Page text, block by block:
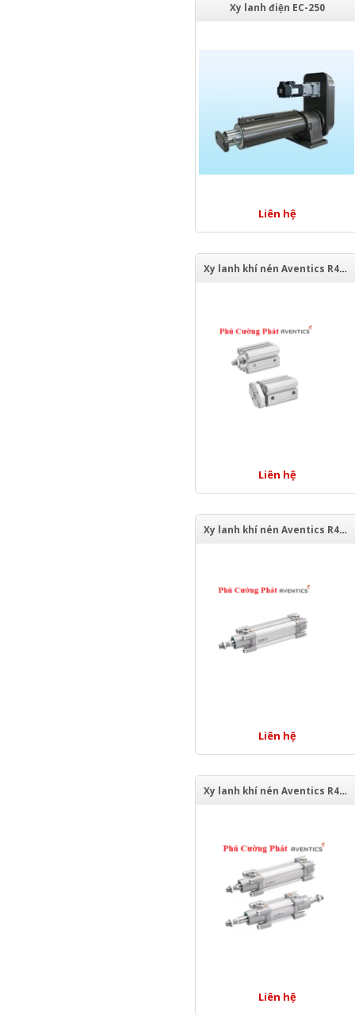
Xy lanh điện EC-250
Liên hệ
Xy lanh khí nén Aventics R480671711
Liên hệ
Xy lanh khí nén Aventics R480662139
Liên hệ
Xy lanh khí nén Aventics R480656762
Liên hệ